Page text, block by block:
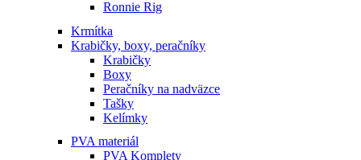
Ronnie Rig
Krmítka
Krabičky, boxy, peračníky
Krabičky
Boxy
Peračníky na nadväzce
Tašky
Kelímky
PVA materiál
PVA Komplety